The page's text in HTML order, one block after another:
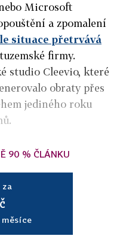
Microsoft
a zpomalení
situace přetrvává
firmy.
studio Cleevio, které
obraty přes
jediného roku
90 % ČLÁNKU